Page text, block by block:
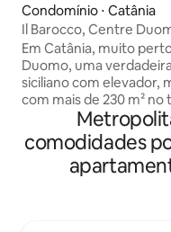
Condomínio ⋅ Catânia
Il Barocco, Centre
apartamento 230mq2
Em Catânia, muito
Duomo, uma
siciliano com elevador,
com mais de 230 m² no
quartos e 3 banheiros
banheiro extra, total de
cozinha compacta, sala
espaçosa, duas
comodidades